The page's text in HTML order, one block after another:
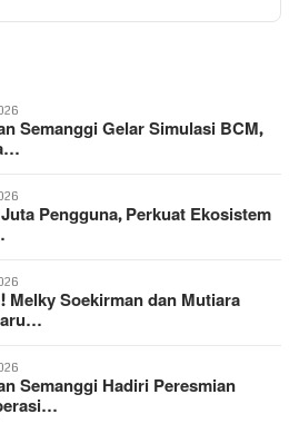
Semanggi Gelar Simulasi BCM,
Pengguna, Perkuat Ekosistem
Melky Soekirman dan Mutiara
Semanggi Hadiri Peresmian